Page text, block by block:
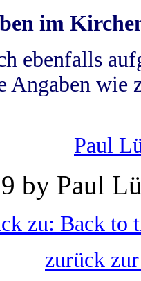
im
ebenfalls
Angaben wie
Paul
by Paul
zu: Back to
zurück